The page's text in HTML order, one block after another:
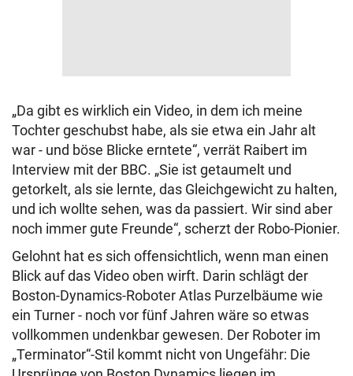
„Da gibt es wirklich ein Video, in dem ich meine
Tochter geschubst habe, als sie etwa ein Jahr alt
war - und böse Blicke erntete“, verrät Raibert im
Interview mit der BBC. „Sie ist getaumelt und
getorkelt, als sie lernte, das Gleichgewicht zu halten,
und ich wollte sehen, was da passiert. Wir sind aber
noch immer gute Freunde“, scherzt der Robo-Pionier.
Gelohnt hat es sich offensichtlich, wenn man einen
Blick auf das Video oben wirft. Darin schlägt der
Boston-Dynamics-Roboter Atlas Purzelbäume wie
ein Turner - noch vor fünf Jahren wäre so etwas
vollkommen undenkbar gewesen. Der Roboter im
„Terminator“-Stil kommt nicht von Ungefähr: Die